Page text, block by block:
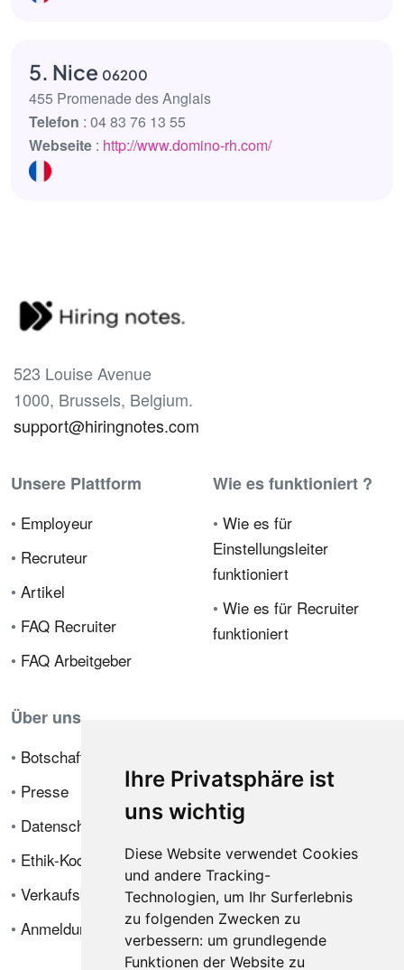
Ihre Privatsphäre ist
uns wichtig
Diese Website verwendet Cookies
und andere Tracking-
Technologien, um Ihr Surferlebnis
zu folgenden Zwecken zu
verbessern: um grundlegende
Funktionen der Website zu
5. Nice 06200
455 Promenade des Anglais
Telefon : 04 83 76 13 55
Webseite : http://www.domino-rh.com/
523 Louise Avenue
1000, Brussels, Belgium.
support@hiringnotes.com
Unsere Plattform
• Employeur
• Recruteur
• Artikel
• FAQ Recruiter
• FAQ Arbeitgeber
Wie es funktioniert ?
• Wie es für
Einstellungsleiter
funktioniert
• Wie es für Recruiter
funktioniert
Über uns
• Botschafterprogramm
• Presse
• Datenschutzrichtlinie
• Ethik-Kodex
• Verkaufsbedingungen
• Anmeldung